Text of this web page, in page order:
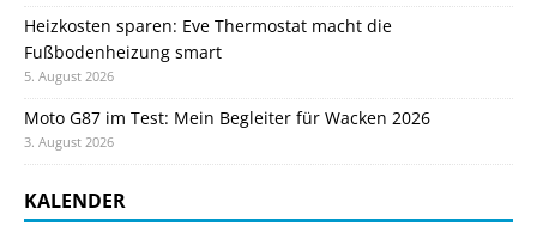
Heizkosten sparen: Eve Thermostat macht die
Fußbodenheizung smart
5. August 2026
Moto G87 im Test: Mein Begleiter für Wacken 2026
3. August 2026
KALENDER